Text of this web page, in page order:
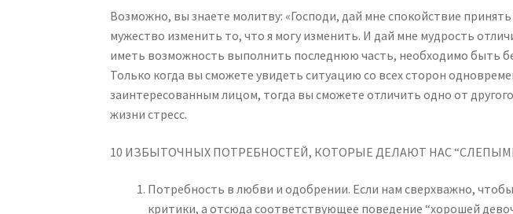
Возможно, вы знаете молитву: «Господи, дай мне спокойствие
мужество изменить то, что я могу изменить. И дай мне мудрость
иметь возможность выполнить последнюю часть, необходимо быть
Только когда вы сможете увидеть ситуацию со всех сторон
заинтересованным лицом, тогда вы сможете отличить одно от
жизни стресс.
10 ИЗБЫТОЧНЫХ ПОТРЕБНОСТЕЙ, КОТОРЫЕ ДЕЛАЮТ НАС
Потребность в любви и одобрении. Если нам сверхважно,
критики, а отсюда соответствующее поведение “хорошей